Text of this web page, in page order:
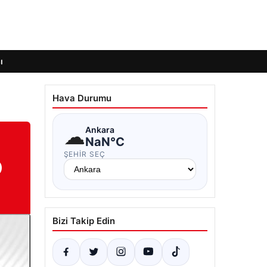
Hava Durumu
☁Ankara
NaN°C
ŞEHIR SEÇ
Bizi Takip Edin